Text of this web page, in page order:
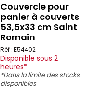
Couvercle pour
panier à couverts
53,5x33 cm Saint
Romain
Réf : E54402
Disponible sous 2
heures*
*Dans la limite des stocks
disponibles